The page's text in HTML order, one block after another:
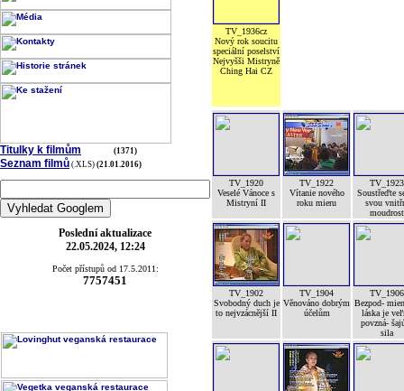
Titulky k filmům (1371)
Seznam filmů (.XLS) (21.01.2016)
Poslední aktualizace
22.05.2024, 12:24
Počet přístupů od 17.5.2011:
7757451
TV_1936cz
Nový rok soucitu
speciální poselství
Nejvyšši Mistryně
Ching Hai CZ
TV_1920
Veselé Vánoce s
Mistryní II
TV_1922
Vítanie nového
roku mieru
TV_1923
Soustřeďte
svou
moudrost
TV_1902
Svobodný duch je
to nejvzácnější II
TV_1904
Věnováno dobrým
účelům
TV_1906
Bezpod-
láska je
povzná-
sila